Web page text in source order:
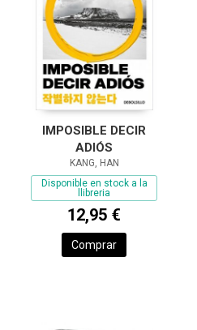
IMPOSIBLE DECIR
ADIÓS
KANG, HAN
Disponible en stock a la
llibreria
12,95 €
Comprar